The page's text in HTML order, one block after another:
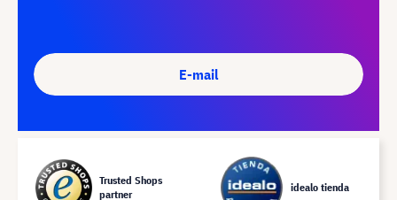
E-mail
Trusted Shops
partner
idealo tienda